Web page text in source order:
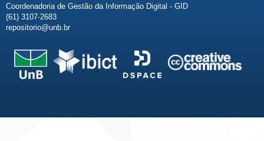
Coordenadoria de Gestão da Informação Digital - GID
(61) 3107-2683
repositorio@unb.br